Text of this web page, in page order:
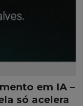
em IA –
só acelera